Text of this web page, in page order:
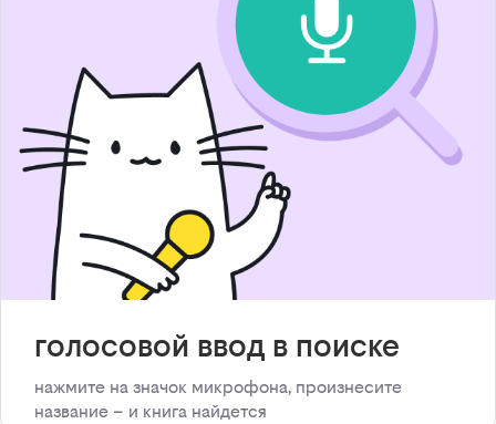
голосовой ввод в поиске
нажмите на значок микрофона, произнесите
название – и книга найдется